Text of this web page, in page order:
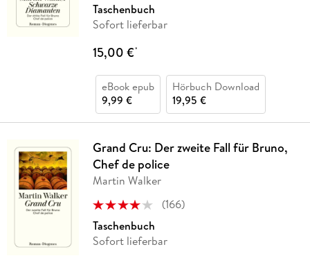
Taschenbuch
Sofort lieferbar
15,00 €*
eBook epub
9,99 €
Hörbuch Download
19,95 €
Grand Cru: Der zweite Fall für Bruno,
Chef de police
Martin Walker
(166)
Taschenbuch
Sofort lieferbar